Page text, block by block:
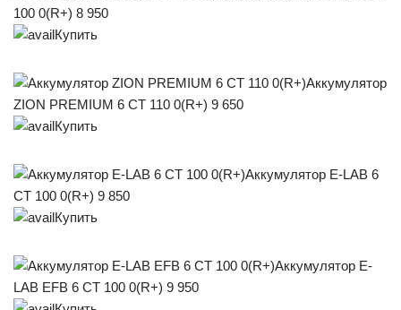
100 0(R+) 8 950
Купить
Аккумулятор
ZION PREMIUM 6 СТ 110 0(R+) 9 650
Купить
Аккумулятор E-LAB 6
СТ 100 0(R+) 9 850
Купить
Аккумулятор E-
LAB EFB 6 СТ 100 0(R+) 9 950